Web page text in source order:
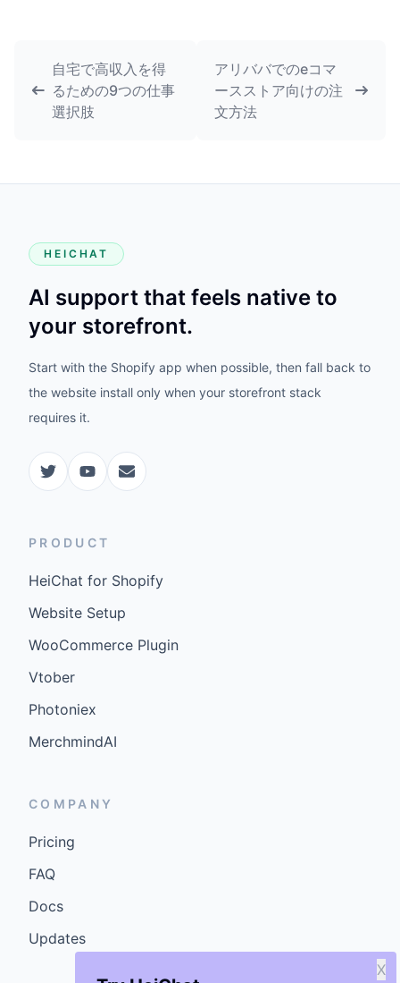
X
自宅で高収入を得
るための9つの仕事
選択肢
アリババでのeコマ
ースストア向けの注
文方法
HEICHAT
AI support that feels native to
your storefront.
Start with the Shopify app when possible, then fall back to
the website install only when your storefront stack
requires it.
PRODUCT
HeiChat for Shopify
Website Setup
WooCommerce Plugin
Vtober
Photoniex
MerchmindAI
COMPANY
Pricing
FAQ
Docs
Updates